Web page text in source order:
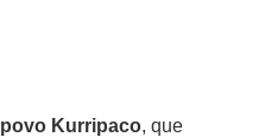
povo Kurripaco, que